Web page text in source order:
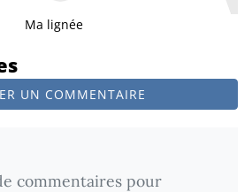
Ma lignée
UN COMMENTAIRE
commentaires pour